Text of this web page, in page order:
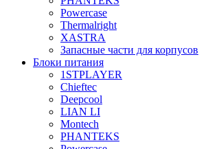
Powercase
Thermalright
XASTRA
Запасные части для корпусов
Блоки питания
1STPLAYER
Chieftec
Deepcool
LIAN LI
Montech
PHANTEKS